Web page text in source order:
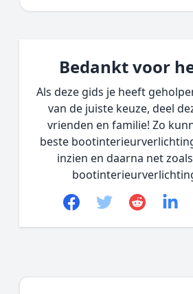
Bedankt voor
Als deze gids je heeft
van de juiste keuze, deel
vrienden en familie! Zo
beste
inzien en daarna net
Facebook
TwitterReddit